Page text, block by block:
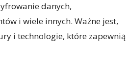
danych,
i wiele innych. Ważne jest,
i technologie, które zapewnią